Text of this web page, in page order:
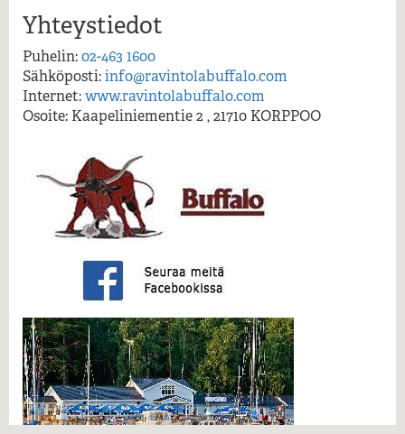
Yhteystiedot
Puhelin:02-463 1600
Sähköposti:info@ravintolabuffalo.com
Internet:www.ravintolabuffalo.com
Osoite: Kaapeliniementie 2 , 21710 KORPPOO